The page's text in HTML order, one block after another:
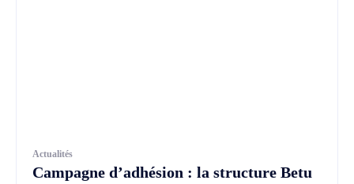
Actualités
Campagne d’adhésion : la structure Betu